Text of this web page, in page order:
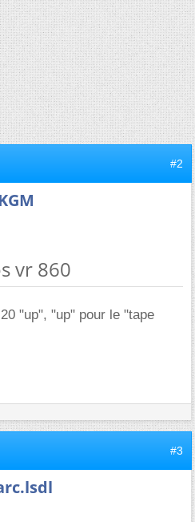
#2
vr 860
"up", "up" pour le "tape
#3